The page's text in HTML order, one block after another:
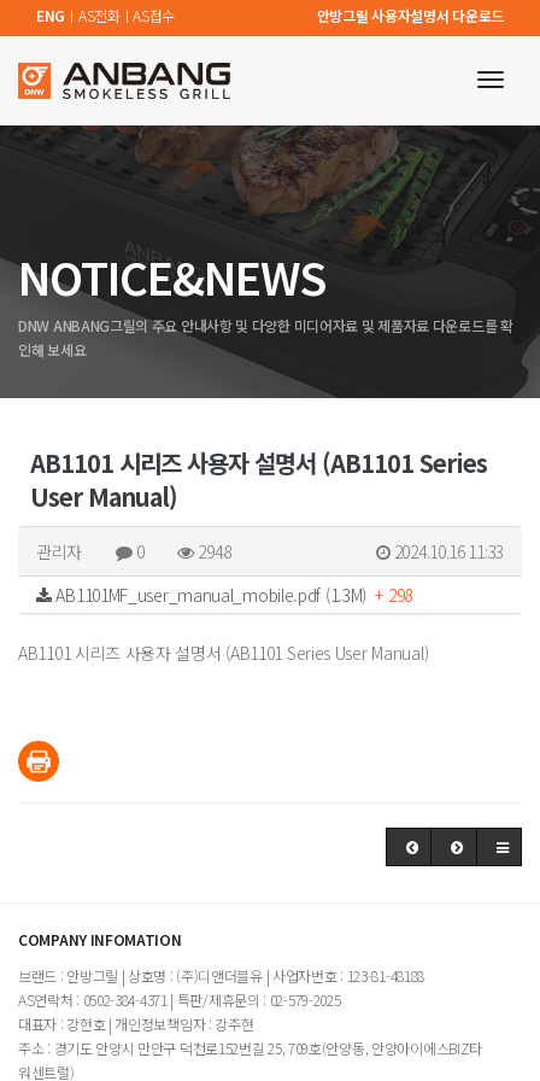
ENG ㅣ AS전화ㅣAS접수 안방그릴 사용자설명서 다운로드
NOTICE&NEWS
DNW ANBANG그릴의 주요 안내사항 및 다양한 미디어자료 및 제품자료 다운로드를 확
인해 보세요
AB1101 시리즈 사용자 설명서 (AB1101 Series
User Manual)
관리자 0 2948
2024.10.16 11:33
AB1101MF_user_manual_mobile.pdf (1.3M)+ 298
AB1101 시리즈 사용자 설명서 (AB1101 Series User Manual)
COMPANY INFOMATION
브랜드 : 안방그릴 | 상호명 : (주)디앤더블유 | 사업자번호 : 123-81-48188
AS연락처 : 0502-384-4371 | 특판/제휴문의 : 02-579-2025
대표자 : 강현호 | 개인정보책임자 : 강주현
주소 : 경기도 안양시 만안구 덕천로152번길 25, 709호(안양동, 안양아이에스BIZ타
워센트럴)